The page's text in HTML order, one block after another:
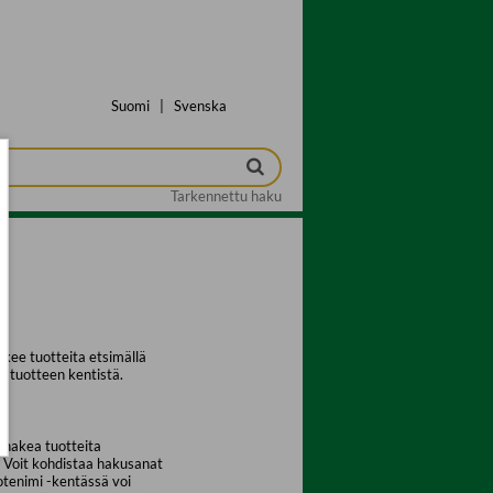
Suomi Svenska
Tarkennettu haku
tuotteita etsimällä
tuotteen kentistä.
hakea tuotteita
kohdistaa hakusanat
-kentässä voi